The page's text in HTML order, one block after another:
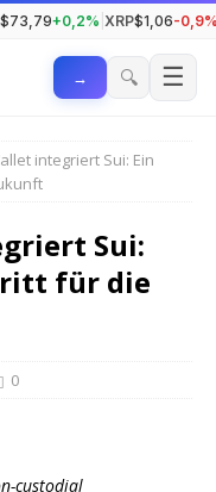
$73,79+0,2% XRP$1,06-
→ 🔍 ☰
integriert Sui: Ein
Sui:
für die
0
custodial